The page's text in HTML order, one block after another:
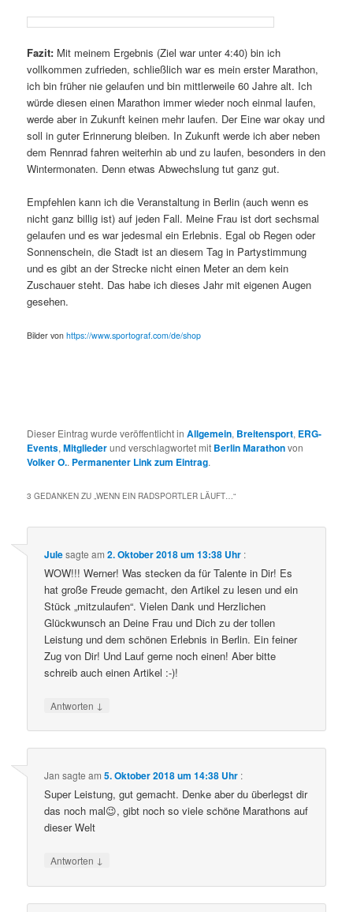
Fazit: Mit meinem Ergebnis (Ziel war unter 4:40) bin ich
vollkommen zufrieden, schließlich war es mein erster Marathon,
ich bin früher nie gelaufen und bin mittlerweile 60 Jahre alt. Ich
würde diesen einen Marathon immer wieder noch einmal laufen,
werde aber in Zukunft keinen mehr laufen. Der Eine war okay und
soll in guter Erinnerung bleiben. In Zukunft werde ich aber neben
dem Rennrad fahren weiterhin ab und zu laufen, besonders in den
Wintermonaten. Denn etwas Abwechslung tut ganz gut.
Empfehlen kann ich die Veranstaltung in Berlin (auch wenn es
nicht ganz billig ist) auf jeden Fall. Meine Frau ist dort sechsmal
gelaufen und es war jedesmal ein Erlebnis. Egal ob Regen oder
Sonnenschein, die Stadt ist an diesem Tag in Partystimmung
und es gibt an der Strecke nicht einen Meter an dem kein
Zuschauer steht. Das habe ich dieses Jahr mit eigenen Augen
gesehen.
Bilder vonhttps://www.sportograf.com/de/shop
Dieser Eintrag wurde veröffentlicht inAllgemein, Breitensport, ERG-
Events,Mitgliederund verschlagwortet mit Berlin Marathonvon
Volker O.. Permanenter Link zum Eintrag.
3 GEDANKEN ZU „WENN EIN RADSPORTLER LÄUFT…“
Julesagte am2. Oktober 2018 um 13:38 Uhr :
WOW!!! Werner! Was stecken da für Talente in Dir! Es
hat große Freude gemacht, den Artikel zu lesen und ein
Stück „mitzulaufen“. Vielen Dank und Herzlichen
Glückwunsch an Deine Frau und Dich zu der tollen
Leistung und dem schönen Erlebnis in Berlin. Ein feiner
Zug von Dir! Und Lauf gerne noch einen! Aber bitte
schreib auch einen Artikel :-)!
Antworten ↓
Jan sagte am5. Oktober 2018 um 14:38 Uhr :
Super Leistung, gut gemacht. Denke aber du überlegst dir
das noch mal😉, gibt noch so viele schöne Marathons auf
dieser Welt
Antworten ↓